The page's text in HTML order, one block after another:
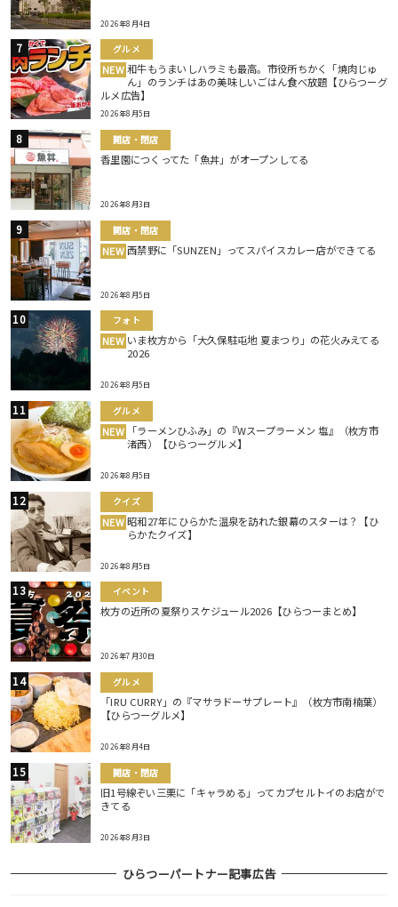
2026年8月4日
グルメ
NEW 和牛もうまいしハラミも最高。市役所ちかく「焼肉じゅ
ん」のランチはあの美味しいごはん食べ放題【ひらつーグ
ルメ広告】
2026年8月5日
開店・閉店
香里園につくってた「魚丼」がオープンしてる
2026年8月3日
開店・閉店
NEW 西禁野に「SUNZEN」ってスパイスカレー店ができてる
2026年8月5日
フォト
NEW いま枚方から「大久保駐屯地 夏まつり」の花火みえてる
2026
2026年8月5日
グルメ
NEW
「ラーメンひふみ」の『Wスープラーメン 塩』（枚方市
渚西）【ひらつーグルメ】
2026年8月5日
クイズ
NEW 昭和27年にひらかた温泉を訪れた銀幕のスターは？【ひ
らかたクイズ】
2026年8月5日
イベント
枚方の近所の夏祭りスケジュール2026【ひらつーまとめ】
2026年7月30日
グルメ
「IRU CURRY」の『マサラドーサプレート』（枚方市南楠葉）
【ひらつーグルメ】
2026年8月4日
開店・閉店
旧1号線ぞい三栗に「キャラめる」ってカプセルトイのお店がで
きてる
2026年8月3日
ひらつーパートナー記事広告